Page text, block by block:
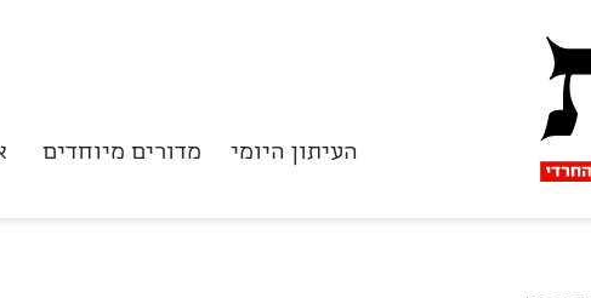
העיתון היומי מדורים מיוחדים